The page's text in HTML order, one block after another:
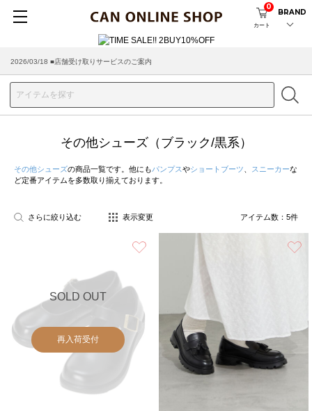
カート
0
BRAND
2026/03/18 ■店舗受け取りサービスのご案内
その他シューズ（ブラック/黒系）
その他シューズの商品一覧です。他にもパンプスやショートブーツ スニーカーな
ど定番アイテムを多数取り揃えております。
さらに絞り込む 表示変更 アイテム数： 5件
SOLD OUT
再入荷受付